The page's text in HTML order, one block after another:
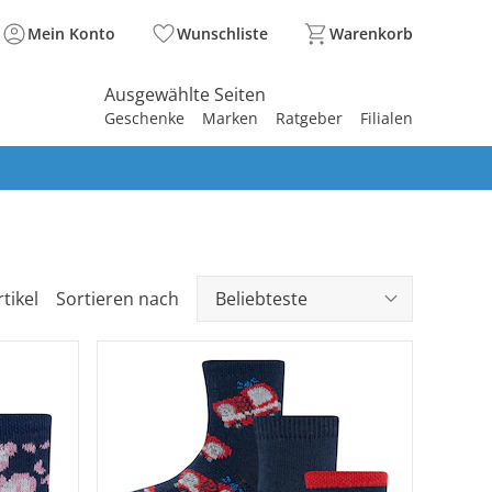
Mein Konto Wunschliste Warenkorb
Ausgewählte Seiten
Geschenke Marken Ratgeber Filialen
Sortieren nach